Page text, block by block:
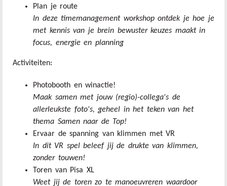
Plan je route
In deze timemanagement workshop ontdek je hoe je
met kennis van je brein bewuster keuzes maakt in
focus, energie en planning
Activiteiten:
Photobooth en winactie!
Maak samen met jouw (regio)-collega's de
allerleukste foto's, geheel in het teken van het
thema Samen naar de Top!
Ervaar de spanning van klimmen met VR
In dit VR spel beleef jij de drukte van klimmen,
zonder touwen!
Toren van Pisa XL
Weet jij de toren zo te manoeuvreren waardoor